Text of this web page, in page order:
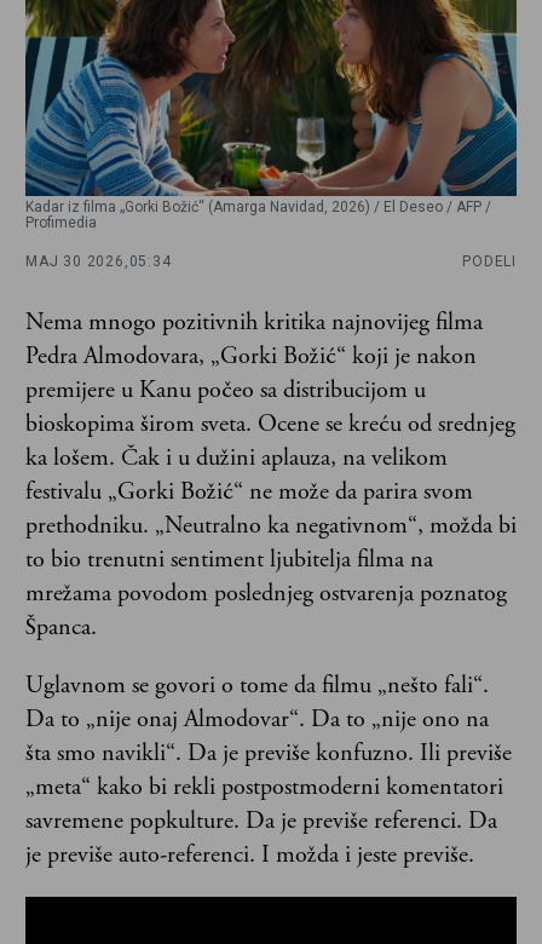
Kadar iz filma „Gorki Božić“ (Amarga Navidad, 2026) / El Deseo / AFP /
Profimedia
MAJ 30 2026, 05:34 PODELI
Nema mnogo pozitivnih kritika najnovijeg filma
Pedra Almodovara, „Gorki Božić“ koji je nakon
premijere u Kanu počeo sa distribucijom u
bioskopima širom sveta. Ocene se kreću od srednjeg
ka lošem. Čak i u dužini aplauza, na velikom
festivalu „Gorki Božić“ ne može da parira svom
prethodniku. „Neutralno ka negativnom“, možda bi
to bio trenutni sentiment ljubitelja filma na
mrežama povodom poslednjeg ostvarenja poznatog
Španca.
Uglavnom se govori o tome da filmu „nešto fali“.
Da to „nije onaj Almodovar“. Da to „nije ono na
šta smo navikli“. Da je previše konfuzno. Ili previše
„meta“ kako bi rekli postpostmoderni komentatori
savremene popkulture. Da je previše referenci. Da
je previše auto-referenci. I možda i jeste previše.